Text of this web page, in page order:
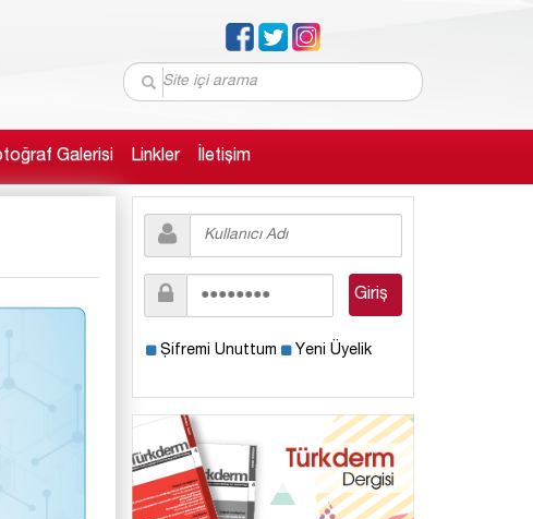
Galerisi Linkler İletişim
Şifremi Unuttum Yeni Üyelik